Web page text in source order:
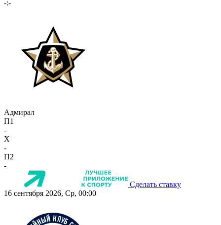
-:-
Адмирал
П1
-
X
-
П2
-
Сделать ставку
16 сентября 2026, Ср, 00:00